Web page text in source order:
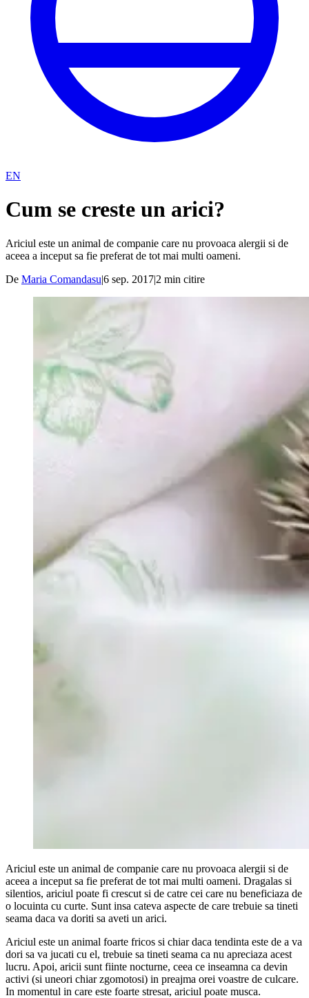
EN
Cum se creste un arici?
Ariciul este un animal de companie care nu provoaca alergii si de
aceea a inceput sa fie preferat de tot mai multi oameni.
De Maria Comandasu|6 sep. 2017|2 min citire
Ariciul este un animal de companie care nu provoaca alergii si de
aceea a inceput sa fie preferat de tot mai multi oameni. Dragalas si
silentios, ariciul poate fi crescut si de catre cei care nu beneficiaza de
o locuinta cu curte. Sunt insa cateva aspecte de care trebuie sa tineti
seama daca va doriti sa aveti un arici.
Ariciul este un animal foarte fricos si chiar daca tendinta este de a va
dori sa va jucati cu el, trebuie sa tineti seama ca nu apreciaza acest
lucru. Apoi, aricii sunt fiinte nocturne, ceea ce inseamna ca devin
activi (si uneori chiar zgomotosi) in preajma orei voastre de culcare.
In momentul in care este foarte stresat, ariciul poate musca.